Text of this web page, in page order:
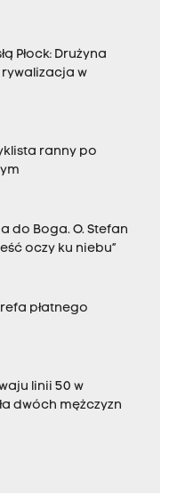
Płock: Drużyna
w
ranny po
do Boga. O. Stefan
oczy ku niebu”
płatnego
linii 50 w
dwóch mężczyzn